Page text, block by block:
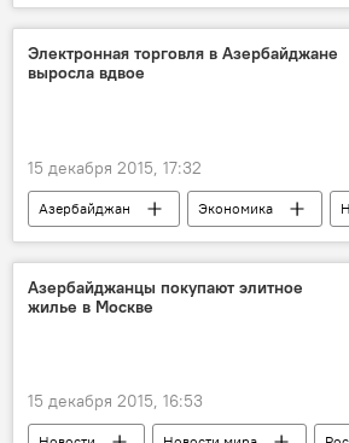
Ильхам Алиев
Электронная торговля в Азербайджане
выросла вдвое
15 декабря 2015, 17:32
Азербайджан Экономика
Азербайджанцы покупают элитное
жилье в Москве
15 декабря 2015, 16:53